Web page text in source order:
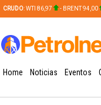
CRUDO: WTI 86,97 - BRENT 94,00
Home Noticias Eventos